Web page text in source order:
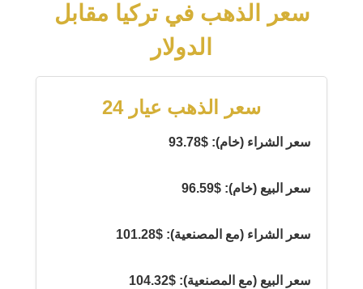
سعر الذهب في تركيا مقابل
الدولار
سعر الذهب عيار 24
سعر الشراء (خام): $93.78
سعر البيع (خام): $96.59
سعر الشراء (مع المصنعية): $101.28
سعر البيع (مع المصنعية): $104.32